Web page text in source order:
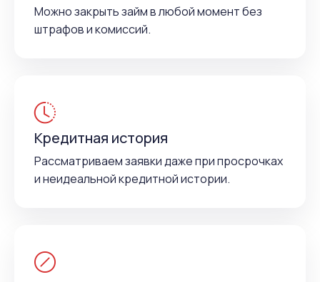
Можно закрыть займ в любой момент без
штрафов и комиссий.
Кредитная история
Рассматриваем заявки даже при просрочках
и неидеальной кредитной истории.